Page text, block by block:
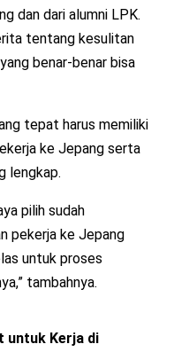
dan dari alumni LPK.
tentang kesulitan
benar-benar bisa
tepat harus memiliki
ke Jepang serta
lengkap.
pilih sudah
pekerja ke Jepang
untuk proses
tambahnya.
untuk Kerja di